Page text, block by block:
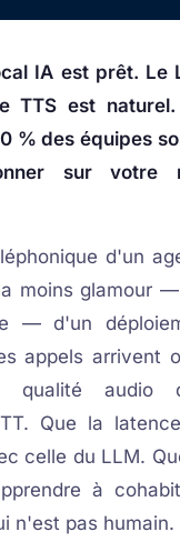
IA est prêt. Le
TTS est
% des équipes
sur votre
d'un
moins glamour
— d'un
appels arrivent
audio
Que la
celle du LLM.
à
n'est pas humain.